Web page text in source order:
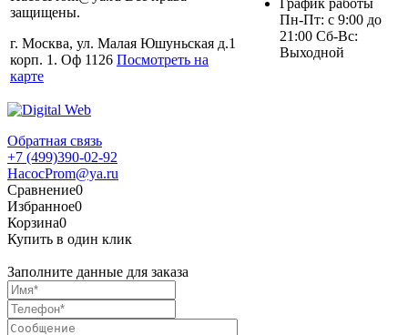
защищены.
г. Москва, ул. Малая Юшуньская д.1
корп. 1. Оф 1126 Посмотреть на
карте
Пн-Пт: с 9:00 до
21:00 Сб-Вс:
Выходной
Обратная связь
+7 (499)390-02-92
HacocProm@ya.ru
Сравнение0
Избранное0
Корзина0
Купить в один клик
Заполните данные для заказа